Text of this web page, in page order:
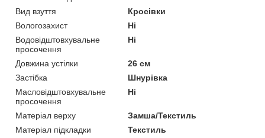
Вид взуття
Кросівки
Вологозахист
Ні
Водовідштовхувальне
просочення
Ні
Довжина устілки
26 см
Застібка
Шнурівка
Масловідштовхувальне
просочення
Ні
Матеріал верху
Замша/Текстиль
Матеріал підкладки
Текстиль